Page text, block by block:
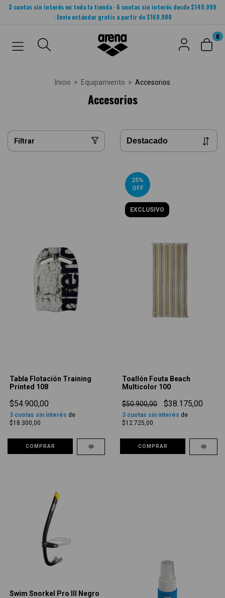
3 cuotas sin interés en toda la tienda · 6 cuotas sin interés desde $149.999
· Envío estándar gratis a partir de $169.900
0
Inicio > Equipamiento > Accesorios
Accesorios
Filtrar
Tabla Flotación Training
Printed 108
$54.900,00
3 cuotas sin interés de
$18.300,00
COMPRAR
25%
OFF
EXCLUSIVO
Toallón Fouta Beach
Multicolor 100
$50.900,00 $38.175,00
3 cuotas sin interés de
$12.725,00
COMPRAR
Swim Snorkel Pro III Negro